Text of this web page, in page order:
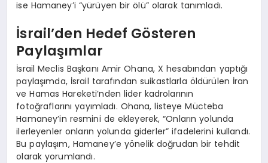
ise Hamaney’i “yürüyen bir ölü” olarak tanımladı.
İsrail’den Hedef Gösteren
Paylaşımlar
İsrail Meclis Başkanı Amir Ohana, X hesabından yaptığı
paylaşımda, İsrail tarafından suikastlarla öldürülen İran
ve Hamas Hareketi’nden lider kadrolarının
fotoğraflarını yayımladı. Ohana, listeye Mücteba
Hamaney’in resmini de ekleyerek, “Onların yolunda
ilerleyenler onların yolunda giderler” ifadelerini kullandı.
Bu paylaşım, Hamaney’e yönelik doğrudan bir tehdit
olarak yorumlandı.